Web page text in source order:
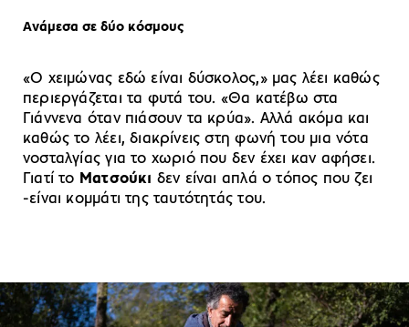
Ανάμεσα σε δύο κόσμους
«Ο χειμώνας εδώ είναι δύσκολος,» μας λέει καθώς
περιεργάζεται τα φυτά του. «Θα κατέβω στα
Γιάννενα όταν πιάσουν τα κρύα». Αλλά ακόμα και
καθώς το λέει, διακρίνεις στη φωνή του μια νότα
νοσταλγίας για το χωριό που δεν έχει καν αφήσει.
Γιατί το Ματσούκι δεν είναι απλά ο τόπος που ζει
-είναι κομμάτι της ταυτότητάς του.